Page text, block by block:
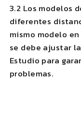
3.2 Los modelos
diferentes
mismo modelo
se debe ajustar
Estudio para
problemas.